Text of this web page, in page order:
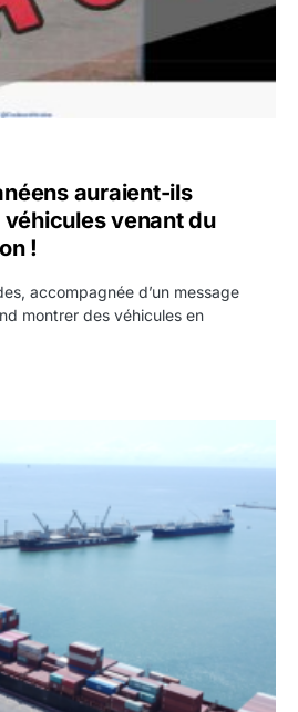
auraient-ils
venant du
!
accompagnée d’un message
montrer des véhicules en